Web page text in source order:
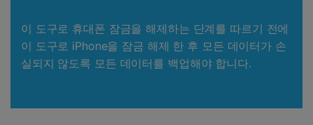
이 도구로 휴대폰 잠금을 해제하는 단계를 따르기 전에
이 도구로 iPhone을 잠금 해제 한 후 모든 데이터가 손
실되지 않도록 모든 데이터를 백업해야 합니다.